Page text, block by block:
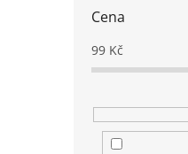
Cena
99 Kč